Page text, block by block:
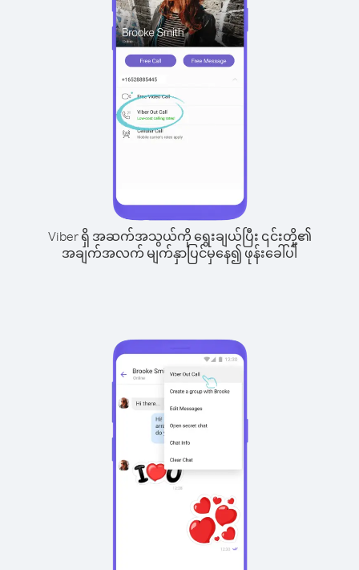
Viber ရှိ အဆက်အသွယ်ကို ရွေးချယ်ပြီး ၎င်းတို့၏
အချက်အလက် မျက်နှာပြင်မှနေ၍ ဖုန်းခေါ်ပါ